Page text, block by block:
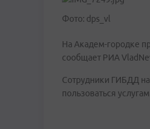
Фото: dps_vl
На Академ-городке
сообщает РИА
Сотрудники ГИБДД
пользоваться